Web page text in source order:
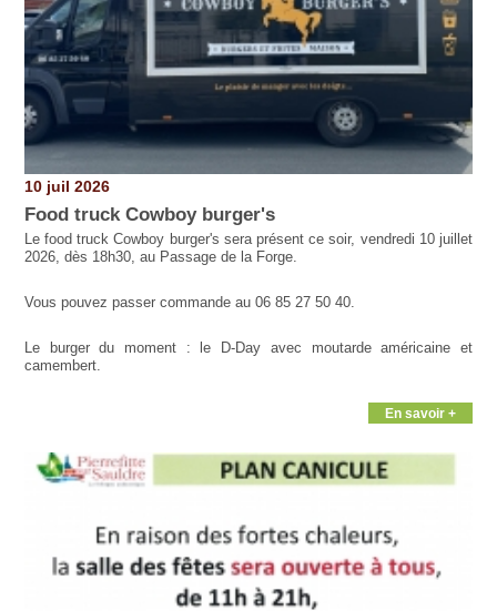
10 juil 2026
Food truck Cowboy burger's
Le food truck Cowboy burger's sera présent ce soir, vendredi 10 juillet
2026, dès 18h30, au Passage de la Forge.
Vous pouvez passer commande au 06 85 27 50 40.
Le burger du moment : le D-Day avec moutarde américaine et
camembert.
En savoir +